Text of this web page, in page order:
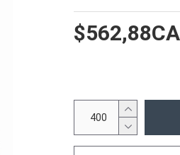
Capacité/Taille:
10 1/4"X12 1/4"
Quantité par
Poids: 49.28
Volume cubique:
$562,88CA